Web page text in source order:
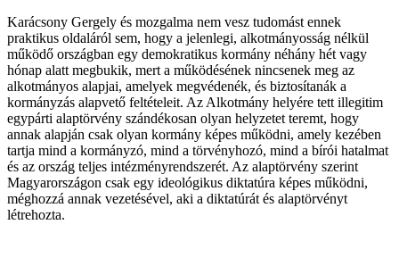
Karácsony Gergely és mozgalma nem vesz tudomást ennek
praktikus oldaláról sem, hogy a jelenlegi, alkotmányosság nélkül
működő országban egy demokratikus kormány néhány hét vagy
hónap alatt megbukik, mert a működésének nincsenek meg az
alkotmányos alapjai, amelyek megvédenék, és biztosítanák a
kormányzás alapvető feltételeit. Az Alkotmány helyére tett illegitim
egypárti alaptörvény szándékosan olyan helyzetet teremt, hogy
annak alapján csak olyan kormány képes működni, amely kezében
tartja mind a kormányzó, mind a törvényhozó, mind a bírói hatalmat
és az ország teljes intézményrendszerét. Az alaptörvény szerint
Magyarországon csak egy ideológikus diktatúra képes működni,
méghozzá annak vezetésével, aki a diktatúrát és alaptörvényt
létrehozta.